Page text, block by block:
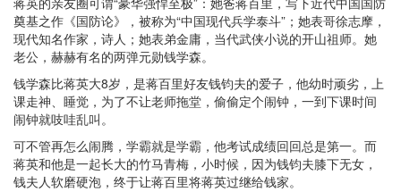
奠基之作《国防论》，被称为“中国现代兵学泰斗”；她表哥徐志摩，
现代知名作家，诗人；她表弟金庸，当代武侠小说的开山祖师。她
老公，赫赫有名的两弹元勋钱学森。
钱学森比蒋英大8岁，是蒋百里好友钱钧夫的爱子，他幼时顽劣，上
课走神、睡觉，为了不让老师拖堂，偷偷定个闹钟，一到下课时间
闹钟就吱哇乱叫。
可不管再怎么闹腾，学霸就是学霸，他考试成绩回回总是第一。而
蒋英和他是一起长大的竹马青梅，小时候，因为钱钧夫膝下无女，
钱夫人软磨硬泡，终于让蒋百里将蒋英过继给钱家。